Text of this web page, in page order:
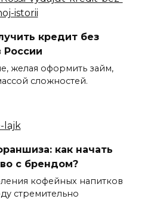
кредит без
России
желая оформить займ,
сложностей.
как начать
с брендом?
кофейных напитков
стремительно